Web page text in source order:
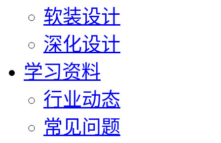
软装设计
深化设计
学习资料
行业动态
常见问题